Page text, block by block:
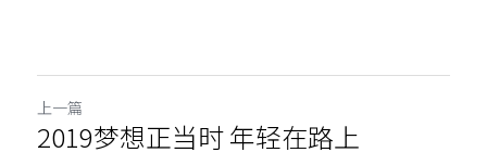
上一篇
2019梦想正当时 年轻在路上